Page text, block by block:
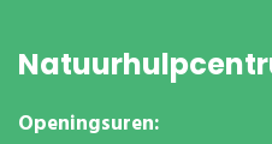
Openingsuren: